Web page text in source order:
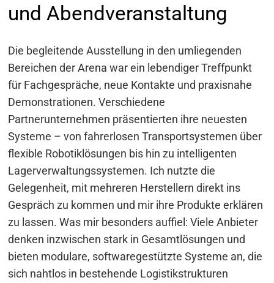
und Abendveranstaltung
Die begleitende Ausstellung in den umliegenden
Bereichen der Arena war ein lebendiger Treffpunkt
für Fachgespräche, neue Kontakte und praxisnahe
Demonstrationen. Verschiedene
Partnerunternehmen präsentierten ihre neuesten
Systeme – von fahrerlosen Transportsystemen über
flexible Robotiklösungen bis hin zu intelligenten
Lagerverwaltungssystemen. Ich nutzte die
Gelegenheit, mit mehreren Herstellern direkt ins
Gespräch zu kommen und mir ihre Produkte erklären
zu lassen. Was mir besonders auffiel: Viele Anbieter
denken inzwischen stark in Gesamtlösungen und
bieten modulare, softwaregestützte Systeme an, die
sich nahtlos in bestehende Logistikstrukturen